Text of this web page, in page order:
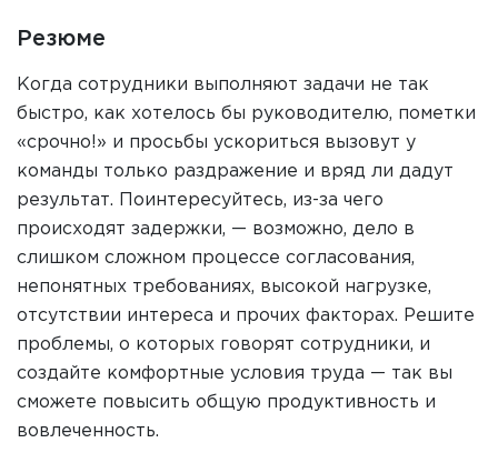
Резюме
Когда сотрудники выполняют задачи не так
быстро, как хотелось бы руководителю, пометки
«срочно!» и просьбы ускориться вызовут у
команды только раздражение и вряд ли дадут
результат. Поинтересуйтесь, из-за чего
происходят задержки, — возможно, дело в
слишком сложном процессе согласования,
непонятных требованиях, высокой нагрузке,
отсутствии интереса и прочих факторах. Решите
проблемы, о которых говорят сотрудники, и
создайте комфортные условия труда — так вы
сможете повысить общую продуктивность и
вовлеченность.